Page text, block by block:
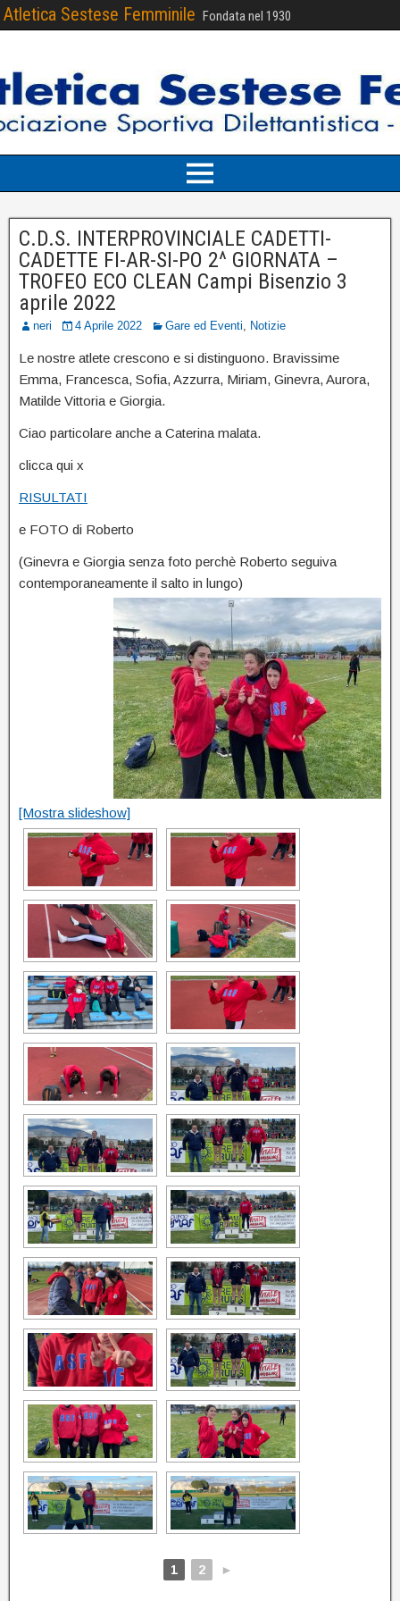
Atletica Sestese Femminile Fondata nel 1930
C.D.S. INTERPROVINCIALE CADETTI-
CADETTE FI-AR-SI-PO 2^ GIORNATA –
TROFEO ECO CLEAN Campi Bisenzio 3
aprile 2022
neri 4 Aprile 2022 Gare ed Eventi, Notizie
Le nostre atlete crescono e si distinguono. Bravissime
Emma, Francesca, Sofia, Azzurra, Miriam, Ginevra, Aurora,
Matilde Vittoria e Giorgia.
Ciao particolare anche a Caterina malata.
clicca qui x
RISULTATI
e FOTO di Roberto
(Ginevra e Giorgia senza foto perchè Roberto seguiva
contemporaneamente il salto in lungo)
[Mostra slideshow]
1 2 ►